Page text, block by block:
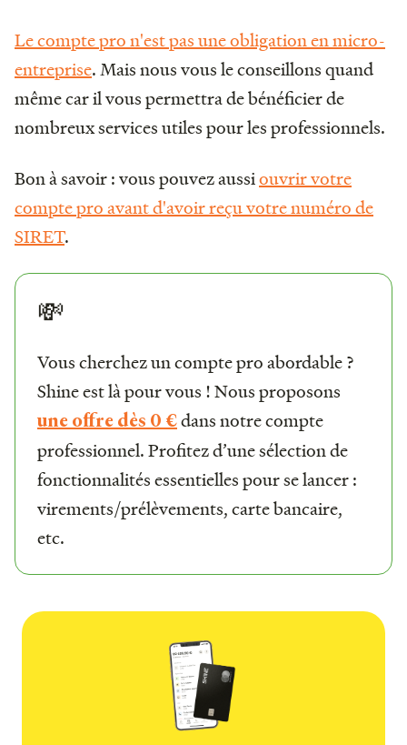
Le compte pro n'est pas une obligation en micro-
entreprise. Mais nous vous le conseillons quand
même car il vous permettra de bénéficier de
nombreux services utiles pour les professionnels.
Bon à savoir : vous pouvez aussiouvrir votre
compte pro avant d'avoir reçu votre numéro de
SIRET.
💸
Vous cherchez un compte pro abordable ?
Shine est là pour vous ! Nous proposons
une offre dès 0 €dans notre compte
professionnel. Profitez d’une sélection de
fonctionnalités essentielles pour se lancer :
virements/prélèvements, carte bancaire,
etc.